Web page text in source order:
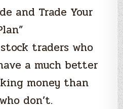
and Trade Your
stock traders who
a much better
money than
don’t.